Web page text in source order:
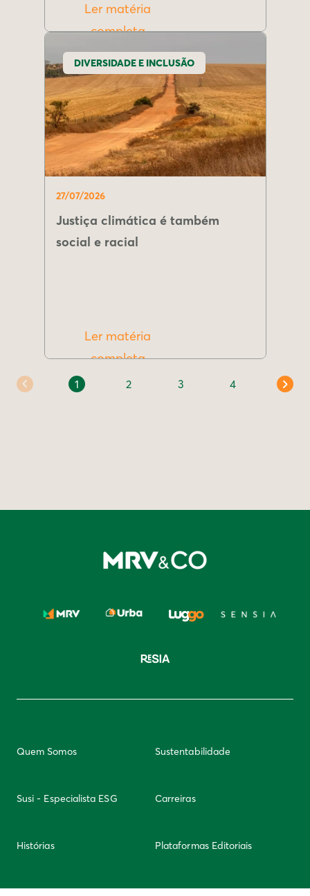
Ler matéria
completa
DIVERSIDADE E INCLUSÃO
27/07/2026
Justiça climática é também
social e racial
Ler matéria
completa
1 2 3 4
Quem Somos Sustentabilidade
Susi - Especialista ESG Carreiras
Histórias Plataformas Editoriais
Newsletter Integridade